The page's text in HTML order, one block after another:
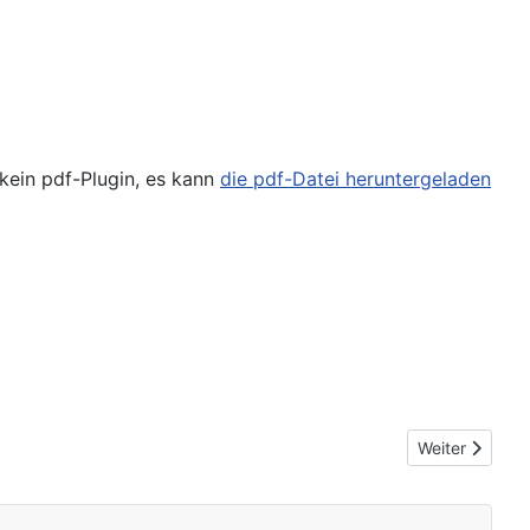
pdf-Plugin, es kann die pdf-Datei heruntergeladen
Nächster
Weiter